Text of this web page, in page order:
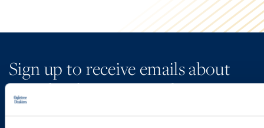
Sign up to receive emails about
new developments and upcoming
programs.